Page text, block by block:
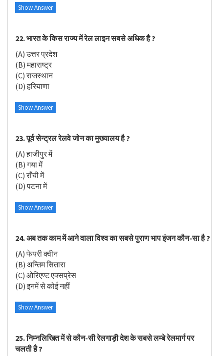
Show Answer
22. भारत के किस राज्य में रेल लाइन सबसे अधिक है ?
(A) उत्तर प्रदेश
(B) महाराष्ट्र
(C) राजस्थान
(D) हरियाणा
Show Answer
23. पूर्व सेन्ट्रल रेलवे जोन का मुख्यालय है ?
(A) हाजीपुर में
(B) गया में
(C) राँची में
(D) पटना में
Show Answer
24. अब तक काम में आने वाला विश्व का सबसे पुराण भाप इंजन कौन-सा है ?
(A) फेयरी क्वीन
(B) अन्तिम सितारा
(C) ओरिएण्ट एक्सप्रेस
(D) इनमें से कोई नहीं
Show Answer
25. निम्नलिखित में से कौन-सी रेलगाड़ी देश के सबसे लम्बे रेलमार्ग पर
चलती है ?